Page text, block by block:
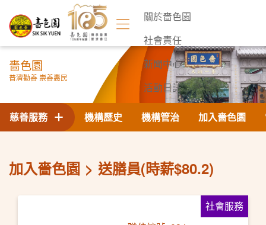
關於嗇色園
社會責任
新聞中心
活動日誌
聯絡我們
嗇色園
普濟勸善 崇善惠民
機構歷史 機構管治 加入嗇色園
慈善服務
加入嗇色園 送膳員(時薪$80.2)
社會服務